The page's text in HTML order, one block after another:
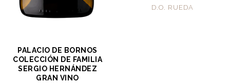
PALACIO DE BORNOS
COLECCIÓN DE FAMILIA
SERGIO HERNÁNDEZ
GRAN VINO
D.O. RUEDA